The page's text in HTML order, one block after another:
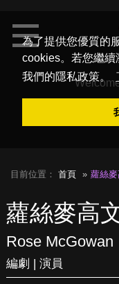
為了提供您優質的
cookies。若您繼
我們的隱私政策。
目前位置： 首頁 蘿絲
蘿絲麥高
Rose McGowan
編劇 | 演員